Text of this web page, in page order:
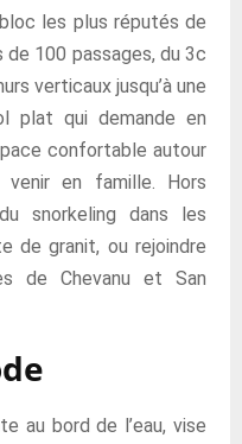
les plus réputés de
100 passages, du 3c
verticaux jusqu’à une
plat qui demande en
confortable autour
en famille. Hors
snorkeling dans les
de granit, ou rejoindre
de Chevanu et San
au bord de l’eau, vise